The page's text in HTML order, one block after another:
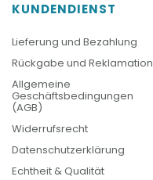
KUNDENDIENST
Lieferung und Bezahlung
Rückgabe und Reklamation
Allgemeine
Geschäftsbedingungen
(AGB)
Widerrufsrecht
Datenschutzerklärung
Echtheit & Qualität